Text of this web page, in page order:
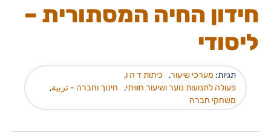
חידון החיה המסתורית –
ליסודי
תגיות: מערכי שיעור, כיתות ד ה ו,
פעולה לתנועות נוער ושיעור חוויתי, חינוך וחברה - تربية,
משחקי חברה